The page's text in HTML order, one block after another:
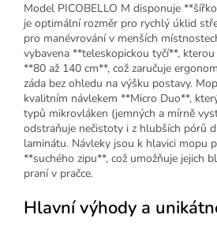
Model PICOBELLO M disponuje
je optimální rozměr pro rychlý úklid
pro manévrování v menších
vybavena **teleskopickou tyčí**,
**80 až 140 cm**, což zaručuje
záda bez ohledu na výšku postavy.
kvalitním návlekem **Micro Duo**,
typů mikrovláken (jemných a mírně
odstraňuje nečistoty i z hlubších pórů
laminátu. Návleky jsou k hlavici mopu
**suchého zipu**, což umožňuje jejich
praní v pračce.
Hlavní výhody a